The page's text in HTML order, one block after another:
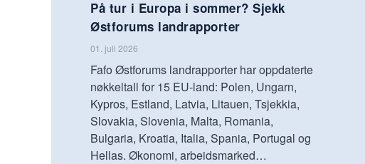
På tur i Europa i sommer? Sjekk
Østforums landrapporter
01. juli 2026
Fafo Østforums landrapporter har oppdaterte
nøkkeltall for 15 EU-land: Polen, Ungarn,
Kypros, Estland, Latvia, Litauen, Tsjekkia,
Slovakia, Slovenia, Malta, Romania,
Bulgaria, Kroatia, Italia, Spania, Portugal og
Hellas. Økonomi, arbeidsmarked…